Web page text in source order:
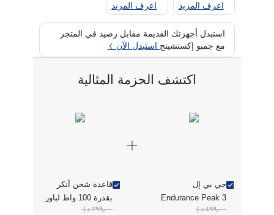
اعرف المزيد
اعرف المزيد
استبدل أجهزتك القديمة مقابل رصيد في المتجر
مع جمبو إكستشينج استبدل الآن
اكتشف الحزمة المثالية
جي بي إل
Endurance Peak 3
سماعات أذن لاسلكية
٤٩٩٫٠٠ د.إ.‏
قاعدة شحن أنكر
بقدرة 100 واط لباور
بانك أنكر برايم
٢٩٩٫٠٠ د.إ.‏